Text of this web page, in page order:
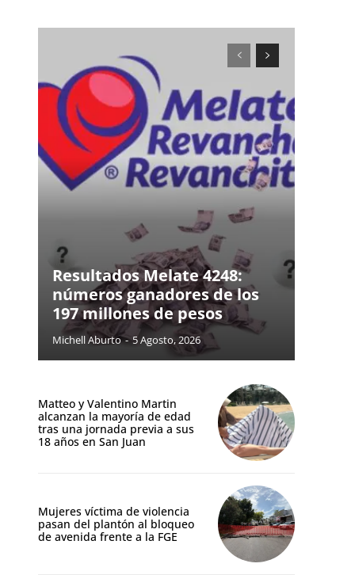
Resultados Melate 4248:
números ganadores de los
197 millones de pesos
Michell Aburto - 5 Agosto, 2026
Matteo y Valentino Martin
alcanzan la mayoría de edad
tras una jornada previa a sus
18 años en San Juan
Mujeres víctima de violencia
pasan del plantón al bloqueo
de avenida frente a la FGE